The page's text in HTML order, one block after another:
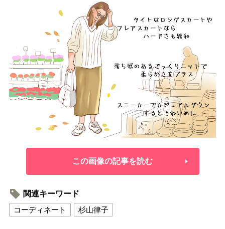
この画像の記事を読む
関連キーワード
コーディネート
杉山律子